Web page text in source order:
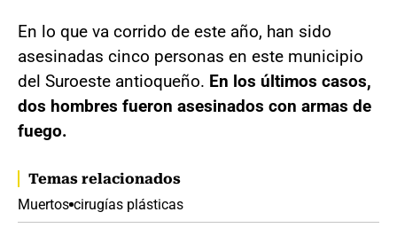
En lo que va corrido de este año, han sido
asesinadas cinco personas en este municipio
del Suroeste antioqueño. En los últimos casos,
dos hombres fueron asesinados con armas de
fuego.
Temas relacionados
Muertos cirugías plásticas